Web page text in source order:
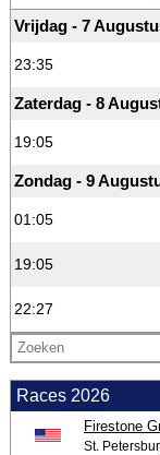
Vrijdag - 7
23:35
Zaterdag - 8
19:05
Zondag - 9
01:05
19:05
22:27
Races 2026
Firestone
St.